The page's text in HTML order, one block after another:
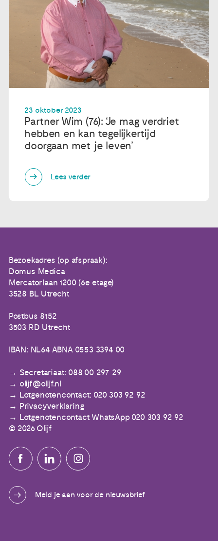
23 oktober 2023
Partner Wim (76): ‘Je mag verdriet
hebben en kan tegelijkertijd
doorgaan met je leven’
Lees verder
Bezoekadres (op afspraak):
Domus Medica
Mercatorlaan 1200 (6e etage)
3528 BL Utrecht
Postbus 8152
3503 RD Utrecht
IBAN: NL64 ABNA 0553 3394 00
Secretariaat: 088 00 297 29
olijf@olijf.nl
Lotgenotencontact: 020 303 92 92
Privacyverklaring
Lotgenotencontact WhatsApp 020 303 92 92
© 2026 Olijf
Meld je aan voor de nieuwsbrief